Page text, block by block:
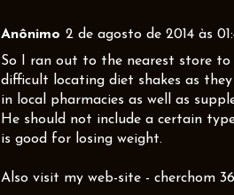
Anônimo 2 de agosto de 2014 às
So I ran out to the nearest store
difficult locating diet shakes as
in local pharmacies as well as
He should not include a certain
is good for losing weight.
Also visit my web-site - cherchom